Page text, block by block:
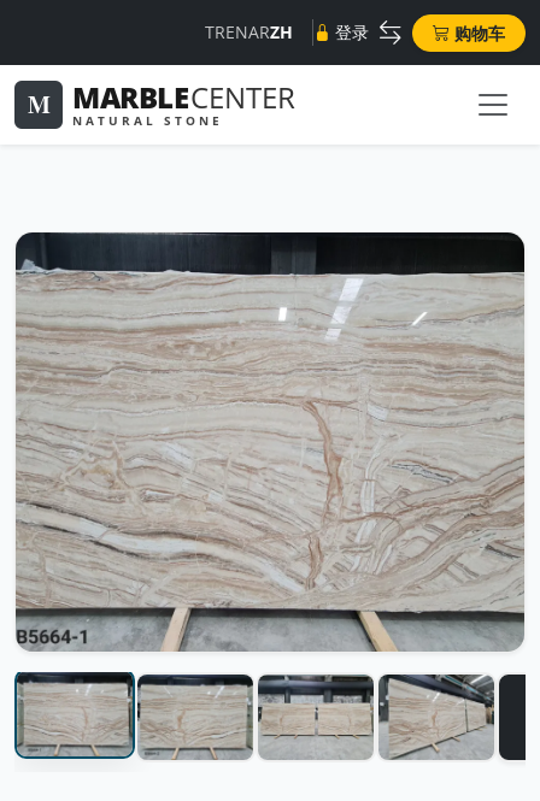
TRENARZH 登录 购物车
M MARBLECENTER
NATURAL STONE